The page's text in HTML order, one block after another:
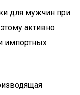
для мужчин при
активно
импортных